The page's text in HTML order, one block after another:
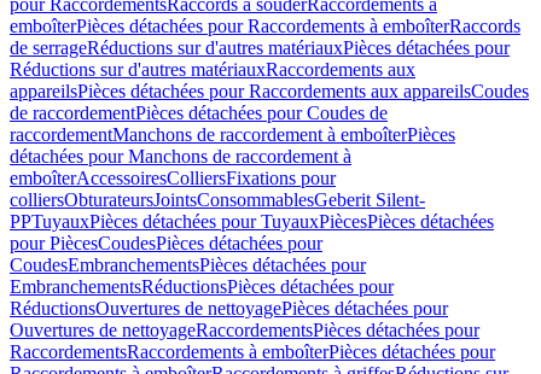
pour RaccordementsRaccords à souderRaccordements à
emboîterPièces détachées pour Raccordements à emboîterRaccords
de serrageRéductions sur d'autres matériauxPièces détachées pour
Réductions sur d'autres matériauxRaccordements aux
appareilsPièces détachées pour Raccordements aux appareilsCoudes
de raccordementPièces détachées pour Coudes de
raccordementManchons de raccordement à emboîterPièces
détachées pour Manchons de raccordement à
emboîterAccessoiresColliersFixations pour
colliersObturateursJointsConsommablesGeberit Silent-
PPTuyauxPièces détachées pour TuyauxPiècesPièces détachées
pour PiècesCoudesPièces détachées pour
CoudesEmbranchementsPièces détachées pour
EmbranchementsRéductionsPièces détachées pour
RéductionsOuvertures de nettoyagePièces détachées pour
Ouvertures de nettoyageRaccordementsPièces détachées pour
RaccordementsRaccordements à emboîterPièces détachées pour